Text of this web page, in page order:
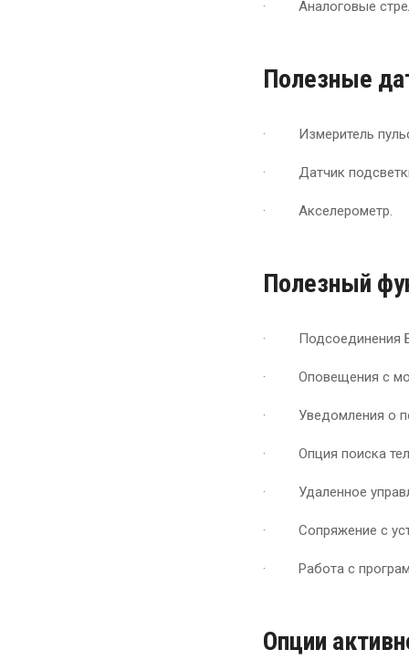
· Аналоговые
Полезные
· Измеритель
· Датчик
· Акселерометр.
Полезный
· Подсоединения
· Оповещения с
· Уведомления о
· Опция поиска
· Удаленное
· Сопряжение с
· Работа с
Опции